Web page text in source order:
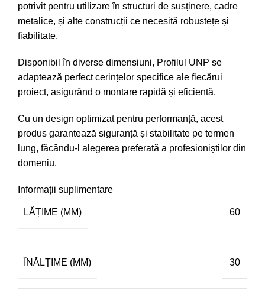
potrivit pentru utilizare în structuri de susținere, cadre
metalice, și alte construcții ce necesită robustețe și
fiabilitate.
Disponibil în diverse dimensiuni, Profilul UNP se
adaptează perfect cerințelor specifice ale fiecărui
proiect, asigurând o montare rapidă și eficientă.
Cu un design optimizat pentru performanță, acest
produs garantează siguranță și stabilitate pe termen
lung, făcându-l alegerea preferată a profesioniștilor din
domeniu.
Informații suplimentare
LĂȚIME (MM) 60
ÎNĂLȚIME (MM) 30